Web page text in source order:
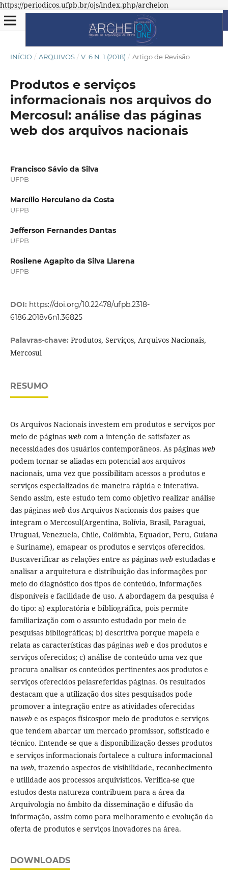
https://periodicos.ufpb.br/ojs/index.php/archeion
INÍCIO / ARQUIVOS / V. 6 N. 1 (2018) / Artigo de Revisão
Produtos e serviços
informacionais nos arquivos do
Mercosul: análise das páginas
web dos arquivos nacionais
Francisco Sávio da Silva
UFPB
Marcílio Herculano da Costa
UFPB
Jefferson Fernandes Dantas
UFPB
Rosilene Agapito da Silva Llarena
UFPB
DOI: https://doi.org/10.22478/ufpb.2318-
6186.2018v6n1.36825
Palavras-chave: Produtos, Serviços, Arquivos Nacionais,
Mercosul
RESUMO
Os Arquivos Nacionais investem em produtos e serviços por
meio de páginas web com a intenção de satisfazer as
necessidades dos usuários contemporâneos. As páginasweb
podem tornar-se aliadas em potencial aos arquivos
nacionais, uma vez que possibilitam acessos a produtos e
serviços especializados de maneira rápida e interativa.
Sendo assim, este estudo tem como objetivo realizar análise
das páginas webdos Arquivos Nacionais dos países que
integram o Mercosul(Argentina, Bolívia, Brasil, Paraguai,
Uruguai, Venezuela, Chile, Colômbia, Equador, Peru, Guiana
e Suriname), emapear os produtos e serviços oferecidos.
Buscaverificar as relações entre as páginas webestudadas e
analisar a arquitetura e distribuição das informações por
meio do diagnóstico dos tipos de conteúdo, informações
disponíveis e facilidade de uso. A abordagem da pesquisa é
do tipo: a) exploratória e bibliográfica, pois permite
familiarização com o assunto estudado por meio de
pesquisas bibliográficas; b) descritiva porque mapeia e
relata as características das páginas webe dos produtos e
serviços oferecidos; c) análise de conteúdo uma vez que
procura analisar os conteúdos pertinentes aos produtos e
serviços oferecidos pelasreferidas páginas. Os resultados
destacam que a utilização dos sites pesquisados pode
promover a integração entre as atividades oferecidas
nawebe os espaços físicospor meio de produtos e serviços
que tendem abarcar um mercado promissor, sofisticado e
técnico. Entende-se que a disponibilização desses produtos
e serviços informacionais fortalece a cultura informacional
na web, trazendo aspectos de visibilidade, reconhecimento
e utilidade aos processos arquivísticos. Verifica-se que
estudos desta natureza contribuem para a área da
Arquivologia no âmbito da disseminação e difusão da
informação, assim como para melhoramento e evolução da
oferta de produtos e serviços inovadores na área.
DOWNLOADS